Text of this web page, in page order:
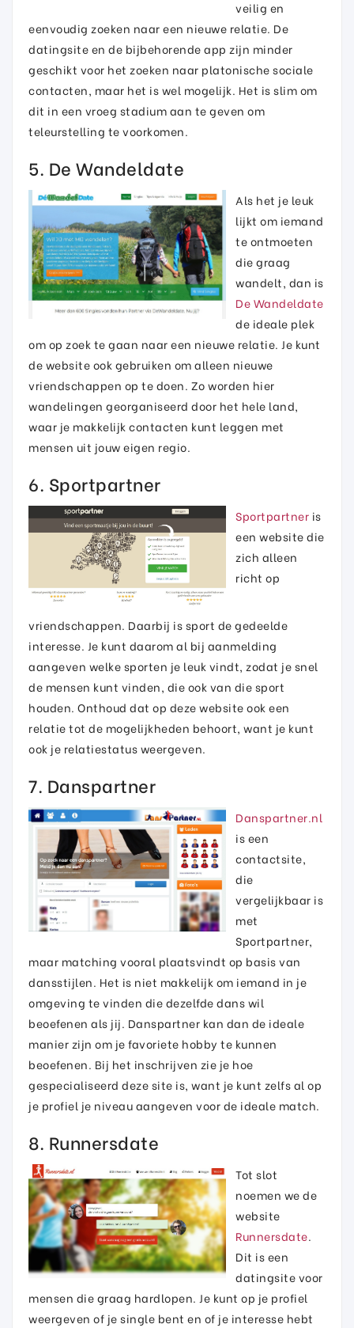
veilig en
eenvoudig zoeken naar een nieuwe relatie. De
datingsite en de bijbehorende app zijn minder
geschikt voor het zoeken naar platonische sociale
contacten, maar het is wel mogelijk. Het is slim om
dit in een vroeg stadium aan te geven om
teleurstelling te voorkomen.
5. De Wandeldate
Als het je leuk
lijkt om iemand
te ontmoeten
die graag
wandelt, dan is
De Wandeldate
de ideale plek
om op zoek te gaan naar een nieuwe relatie. Je kunt
de website ook gebruiken om alleen nieuwe
vriendschappen op te doen. Zo worden hier
wandelingen georganiseerd door het hele land,
waar je makkelijk contacten kunt leggen met
mensen uit jouw eigen regio.
6. Sportpartner
Sportpartner is
een website die
zich alleen
richt op
vriendschappen. Daarbij is sport de gedeelde
interesse. Je kunt daarom al bij aanmelding
aangeven welke sporten je leuk vindt, zodat je snel
de mensen kunt vinden, die ook van die sport
houden. Onthoud dat op deze website ook een
relatie tot de mogelijkheden behoort, want je kunt
ook je relatiestatus weergeven.
7. Danspartner
Danspartner.nl
is een
contactsite,
die
vergelijkbaar is
met
Sportpartner,
maar matching vooral plaatsvindt op basis van
dansstijlen. Het is niet makkelijk om iemand in je
omgeving te vinden die dezelfde dans wil
beoefenen als jij. Danspartner kan dan de ideale
manier zijn om je favoriete hobby te kunnen
beoefenen. Bij het inschrijven zie je hoe
gespecialiseerd deze site is, want je kunt zelfs al op
je profiel je niveau aangeven voor de ideale match.
8. Runnersdate
Tot slot
noemen we de
website
Runnersdate.
Dit is een
datingsite voor
mensen die graag hardlopen. Je kunt op je profiel
weergeven of je single bent en of je interesse hebt